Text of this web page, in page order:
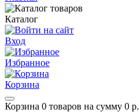
Каталог
Вход
Избранное
Корзина
Корзина 0 товаров на сумму 0 р.